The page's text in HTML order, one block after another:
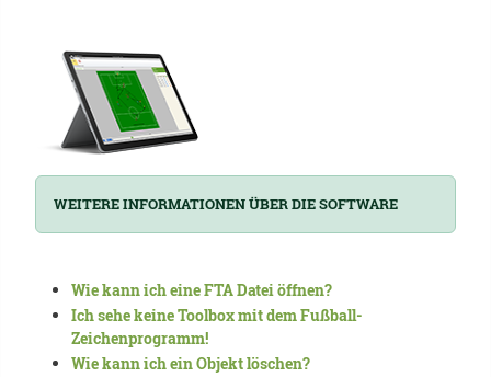
WEITERE INFORMATIONEN ÜBER DIE SOFTWARE
Wie kann ich eine FTA Datei öffnen?
Ich sehe keine Toolbox mit dem Fußball-
Zeichenprogramm!
Wie kann ich ein Objekt löschen?